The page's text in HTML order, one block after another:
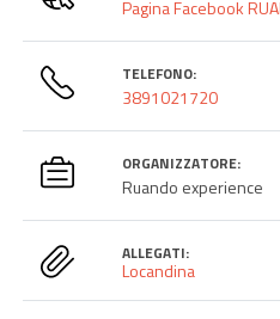
Pagina Facebook
TELEFONO:
3891021720
ORGANIZZATORE:
Ruando experience
ALLEGATI:
Locandina